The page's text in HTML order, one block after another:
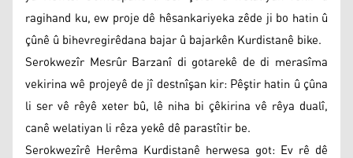
ragihand ku, ew proje dê hêsankariyeka zêde ji bo hatin û
çûnê û bihevregirêdana bajar û bajarkên Kurdistanê bike.
Serokwezîr Mesrûr Barzanî di gotarekê de di merasîma
vekirina wê projeyê de jî destnîşan kir: Pêştir hatin û çûna
li ser vê rêyê xeter bû, lê niha bi çêkirina vê rêya dualî,
canê welatiyan li rêza yekê dê parastîtir be.
Serokwezîrê Herêma Kurdistanê herwesa got: Ev rê dê